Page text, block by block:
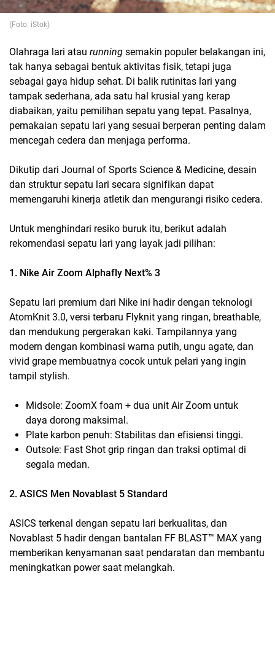
(Foto: iStok)
Olahraga lari atau running semakin populer belakangan ini,
tak hanya sebagai bentuk aktivitas fisik, tetapi juga
sebagai gaya hidup sehat. Di balik rutinitas lari yang
tampak sederhana, ada satu hal krusial yang kerap
diabaikan, yaitu pemilihan sepatu yang tepat. Pasalnya,
pemakaian sepatu lari yang sesuai berperan penting dalam
mencegah cedera dan menjaga performa.
Dikutip dari Journal of Sports Science & Medicine, desain
dan struktur sepatu lari secara signifikan dapat
memengaruhi kinerja atletik dan mengurangi risiko cedera.
Untuk menghindari resiko buruk itu, berikut adalah
rekomendasi sepatu lari yang layak jadi pilihan:
1. Nike Air Zoom Alphafly Next% 3
Sepatu lari premium dari Nike ini hadir dengan teknologi
AtomKnit 3.0, versi terbaru Flyknit yang ringan, breathable,
dan mendukung pergerakan kaki. Tampilannya yang
modern dengan kombinasi warna putih, ungu agate, dan
vivid grape membuatnya cocok untuk pelari yang ingin
tampil stylish.
Midsole: ZoomX foam + dua unit Air Zoom untuk
daya dorong maksimal.
Plate karbon penuh: Stabilitas dan efisiensi tinggi.
Outsole: Fast Shot grip ringan dan traksi optimal di
segala medan.
2. ASICS Men Novablast 5 Standard
ASICS terkenal dengan sepatu lari berkualitas, dan
Novablast 5 hadir dengan bantalan FF BLAST™ MAX yang
memberikan kenyamanan saat pendaratan dan membantu
meningkatkan power saat melangkah.